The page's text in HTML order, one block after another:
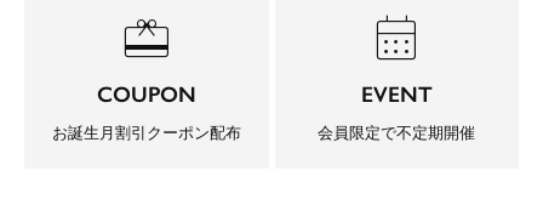
redeem
COUPON
お誕生月割引クーポン配布
calendar_month
EVENT
会員限定で不定期開催